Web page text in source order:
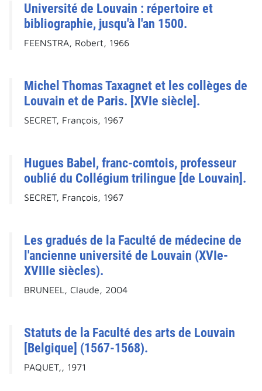
Université de Louvain : répertoire et
bibliographie, jusqu'à l'an 1500.
FEENSTRA, Robert, 1966
Michel Thomas Taxagnet et les collèges de
Louvain et de Paris. [XVIe siècle].
SECRET, François, 1967
Hugues Babel, franc-comtois, professeur
oublié du Collégium trilingue [de Louvain].
SECRET, François, 1967
Les gradués de la Faculté de médecine de
l'ancienne université de Louvain (XVIe-
XVIIIe siècles).
BRUNEEL, Claude, 2004
Statuts de la Faculté des arts de Louvain
[Belgique] (1567-1568).
PAQUET,, 1971